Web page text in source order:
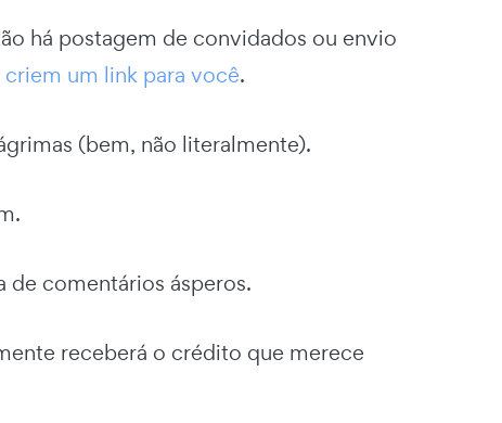
há postagem de convidados ou envio
um link para você.
(bem, não literalmente).
comentários ásperos.
receberá o crédito que merece